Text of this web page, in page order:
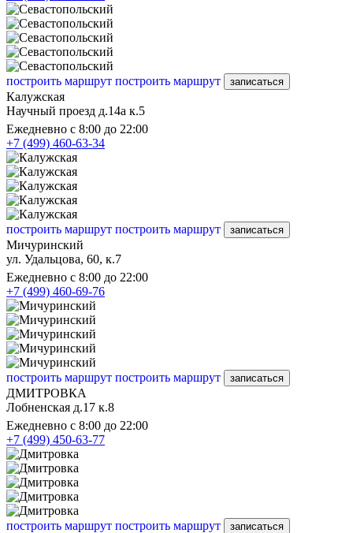
построить маршрут построить маршрут записаться
Калужская
Научный проезд д.14а к.5
Ежедневно с 8:00 до 22:00
+7 (499) 460-63-34
построить маршрут построить маршрут записаться
Мичуринский
ул. Удальцова, 60, к.7
Ежедневно с 8:00 до 22:00
+7 (499) 460-69-76
построить маршрут построить маршрут записаться
ДМИТРОВКА
Лобненская д.17 к.8
Ежедневно с 8:00 до 22:00
+7 (499) 450-63-77
построить маршрут построить маршрут записаться